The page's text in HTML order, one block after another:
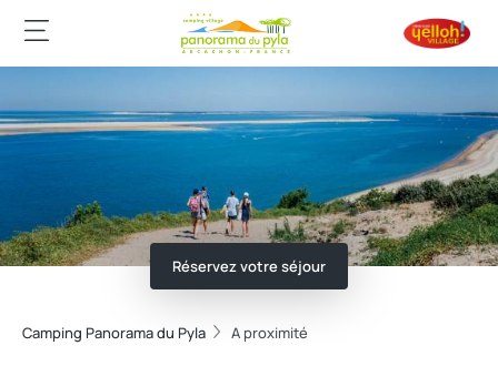
Réservez votre séjour
Camping Panorama du Pyla A proximité